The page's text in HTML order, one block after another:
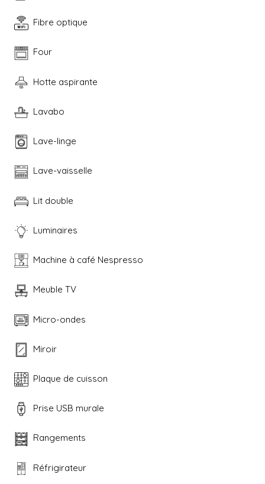
Fibre optique
Four
Hotte aspirante
Lavabo
Lave-linge
Lave-vaisselle
Lit double
Luminaires
Machine à café Nespresso
Meuble TV
Micro-ondes
Miroir
Plaque de cuisson
Prise USB murale
Rangements
Réfrigirateur